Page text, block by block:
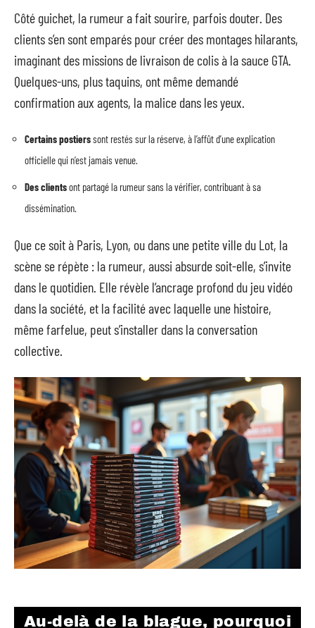
Côté guichet, la rumeur a fait sourire, parfois douter. Des
clients s’en sont emparés pour créer des montages hilarants,
imaginant des missions de livraison de colis à la sauce GTA.
Quelques-uns, plus taquins, ont même demandé
confirmation aux agents, la malice dans les yeux.
Certains postierssont restés sur la réserve, à l’affût d’une explication
officielle qui n’est jamais venue.
Des clientsont partagé la rumeur sans la vérifier, contribuant à sa
dissémination.
Que ce soit à Paris, Lyon, ou dans une petite ville du Lot, la
scène se répète : la rumeur, aussi absurde soit-elle, s’invite
dans le quotidien. Elle révèle l’ancrage profond du jeu vidéo
dans la société, et la facilité avec laquelle une histoire,
même farfelue, peut s’installer dans la conversation
collective.
Au-delà de la blague, pourquoi